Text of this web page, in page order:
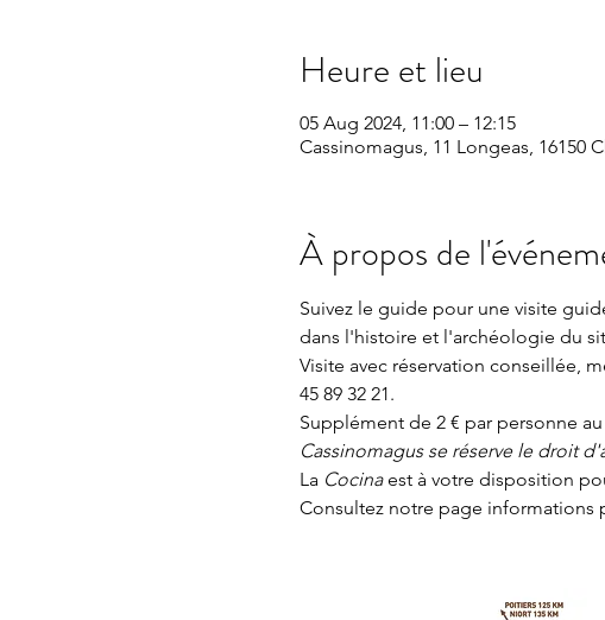
Heure et lieu
05 Aug 2024, 11:00 – 12:15
Cassinomagus, 11 Longeas, 16150
À propos de
Suivez le guide pour une visite
dans l'histoire et l'archéologie du
Visite avec réservation conseillée,
45 89 32 21.
Supplément de 2 € par personne
Cassinomagus se réserve le droit
La Cocina est à votre disposition
Consultez notre page informations